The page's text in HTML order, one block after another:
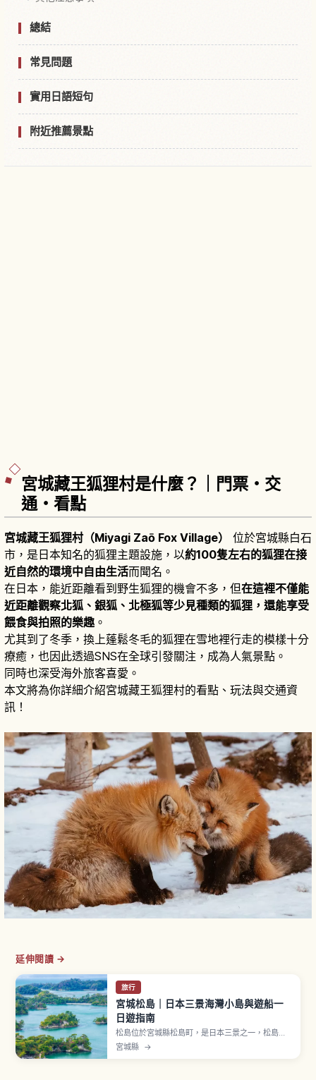
總結
常見問題
實用日語短句
附近推薦景點
宮城藏王狐狸村是什麼？｜門票・交
通・看點
宮城藏王狐狸村（Miyagi Zaō Fox Village）
位於宮城縣白石
市，是日本知名的狐狸主題設施，以約100隻左右的狐狸在接
近自然的環境中自由生活而聞名。
在日本，能近距離看到野生狐狸的機會不多，但在這裡不僅能
近距離觀察北狐、銀狐、北極狐等少見種類的狐狸，還能享受
餵食與拍照的樂趣 。
尤其到了冬季，換上蓬鬆冬毛的狐狸在雪地裡行走的模樣十分
療癒，也因此透過SNS在全球引發關注，成為人氣景點。
同時也深受海外旅客喜愛。
本文將為你詳細介紹宮城藏王狐狸村的看點、玩法與交通資
訊！
延伸閱讀 →
旅行
宮城松島｜日本三景海灣小島與遊船一
日遊指南
松島位於宮城縣松島町，是日本三景之一，松島灣
散布著許多島嶼，俳人松尾芭蕉也曾造訪。瑞巖寺
宮城縣 →